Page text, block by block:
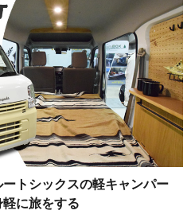
トシックスの軽キャンパー
軽に旅をする